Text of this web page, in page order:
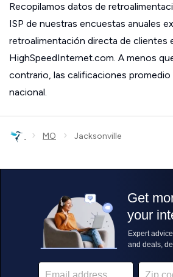
Recopilamos datos de
ISP de nuestras encuestas anuales
retroalimentación directa de clientes
HighSpeedInternet.com. A menos
contrario, las calificaciones promedio
nacional.
› MO › Jacksonville